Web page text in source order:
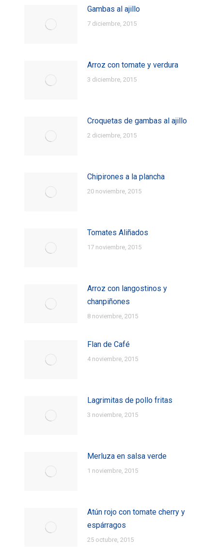
Gambas al ajillo
7 diciembre, 2015
Arroz con tomate y verdura
3 diciembre, 2015
Croquetas de gambas al ajillo
2 diciembre, 2015
Chipirones a la plancha
20 noviembre, 2015
Tomates Aliñados
17 noviembre, 2015
Arroz con langostinos y
chanpiñones
8 noviembre, 2015
Flan de Café
4 noviembre, 2015
Lagrimitas de pollo fritas
3 noviembre, 2015
Merluza en salsa verde
1 noviembre, 2015
Atún rojo con tomate cherry y
espárragos
25 octubre, 2015